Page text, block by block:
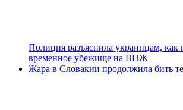
Полиция разъяснила украинцам, как
временное убежище на ВНЖ
Жара в Словакии продолжила бить